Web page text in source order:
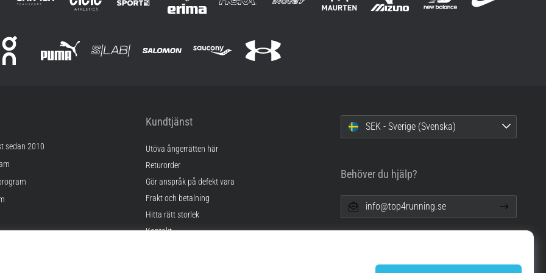
sedan 2010
Kundtjänst
Utöva ångerrätten här
Returorder
Gör anspråk på defekt vara
Frakt och betalning
Hitta rätt storlek
Kontakt
SEK - Sverige (Svenska)
Behöver du hjälp?
info@top4running.se